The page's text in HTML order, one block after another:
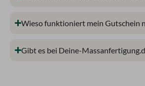
Wieso funktioniert mein Gutschein
Gibt es bei Deine-